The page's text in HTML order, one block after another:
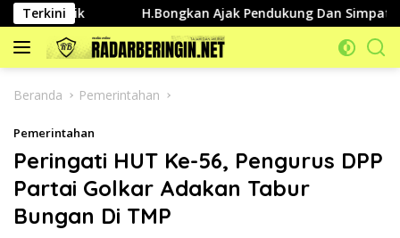
Langsung
ke
konten
Terkini
Publik H.Bongkan Ajak Pendukung Dan
Beranda Pemerintahan
Pemerintahan
Peringati HUT Ke-56, Pengurus DPP
Partai Golkar Adakan Tabur
Bungan Di TMP